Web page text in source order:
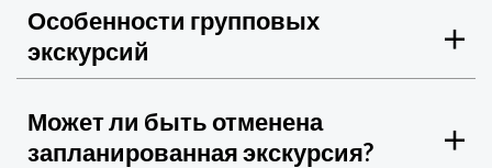
Особенности групповых
экскурсий
Может ли быть отменена
запланированная экскурсия?